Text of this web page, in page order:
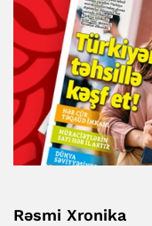
Rəsmi Xronika